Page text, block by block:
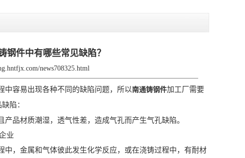
钢件中有哪些常见缺陷？
news708325.html
中容易出现各种不同的缺陷问题，所以南通铸钢件加工厂需要
陷：
品材质潮湿，透气性差，造成气孔而产生气孔缺陷。
，金属和气体彼此发生化学反应，或在浇铸过程中，有耐材